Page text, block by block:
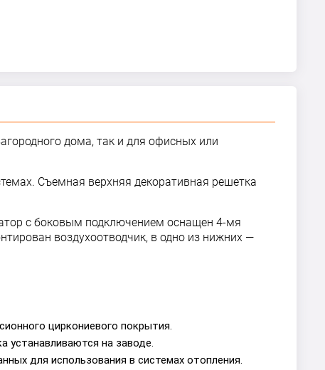
дома, так и для офисных или
Съемная верхняя декоративная решетка
с боковым подключением оснащен 4-мя
воздухоотводчик, в одно из нижних —
циркониевого покрытия.
устанавливаются на заводе.
для использования в системах отопления.